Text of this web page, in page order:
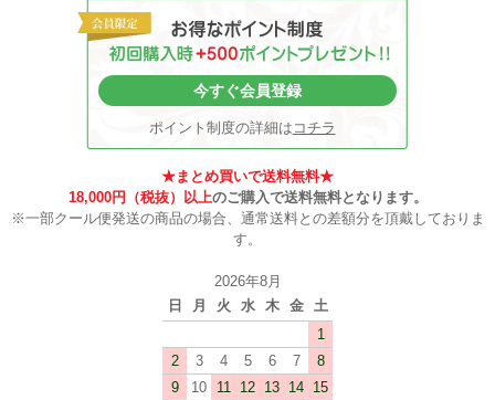
今すぐ会員登録
ポイント制度の詳細は コチラ
★まとめ買いで送料無料★
18,000円（税抜）以上のご購入で送料無料となります。
※一部クール便発送の商品の場合、通常送料との差額分を頂戴しておりま
す。
2026年8月
日
月 火 水 木 金
土
1
2
3 4 5 6 7
8
9
10 11 12 13 14 15